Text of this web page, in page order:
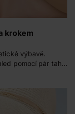
krokem
výbavě.
pomocí pár tahů
tvář nebo